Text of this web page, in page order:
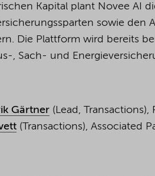
Kapital plant Novee AI
sowie den
Die Plattform wird bereits
, Sach- und
Gärtner (Lead, Transactions),
(Transactions), Associated